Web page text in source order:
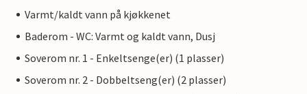
Varmt/kaldt vann på kjøkkenet
Baderom - WC: Varmt og kaldt vann, Dusj
Soverom nr. 1 - Enkeltsenge(er) (1 plasser)
Soverom nr. 2 - Dobbeltseng(er) (2 plasser)